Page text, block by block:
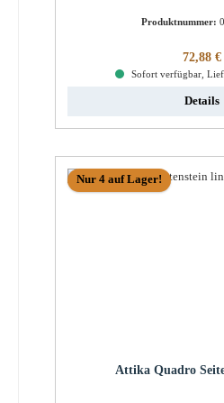
Produktnummer:
72,88 €
Sofort verfügbar,
Details
Nur 4 auf Lager!
Attika Quadro